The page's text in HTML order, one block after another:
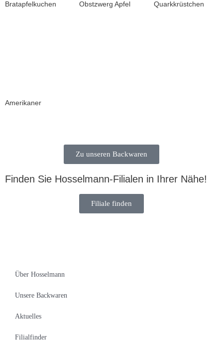
Bratapfelkuchen Obstzwerg Apfel Quarkkrüstchen
Amerikaner
Zu unseren Backwaren
Finden Sie Hosselmann-Filialen in Ihrer Nähe!
Filiale finden
Über Hosselmann
Unsere Backwaren
Aktuelles
Filialfinder